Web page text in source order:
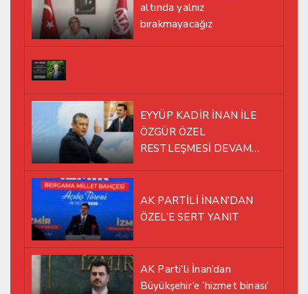
altında yalnız
bırakmayacağız
EYYÜP KADİR İNAN İLE
ÖZGÜR ÖZEL
RESTLEŞMESİ DEVAM
AK PARTİLİ İNAN’DAN
ÖZEL’E SERT YANIT
AK Parti’li İnan’dan
Büyükşehir’e ‘hizmet binası’